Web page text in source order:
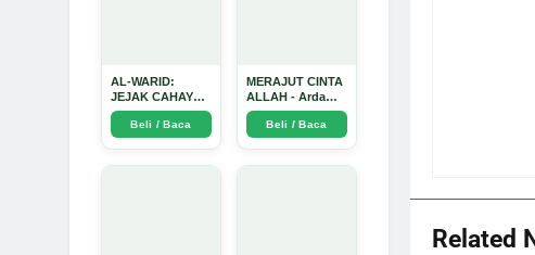
AL-WARID:
JEJAK CAHAYA
DI ANTARA DUA
ZAMAN - Arda
Dinata
Beli / Baca
MERAJUT CINTA
ALLAH - Arda
Dinata
Beli / Baca
Related